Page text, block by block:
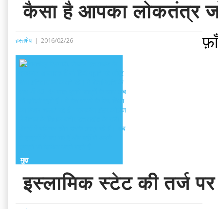
कैसा है आपका लोकतंत्र
हस्तक्षेप | 2016/02/26
मुद्दा
इस्लामिक स्टेट की तर्ज